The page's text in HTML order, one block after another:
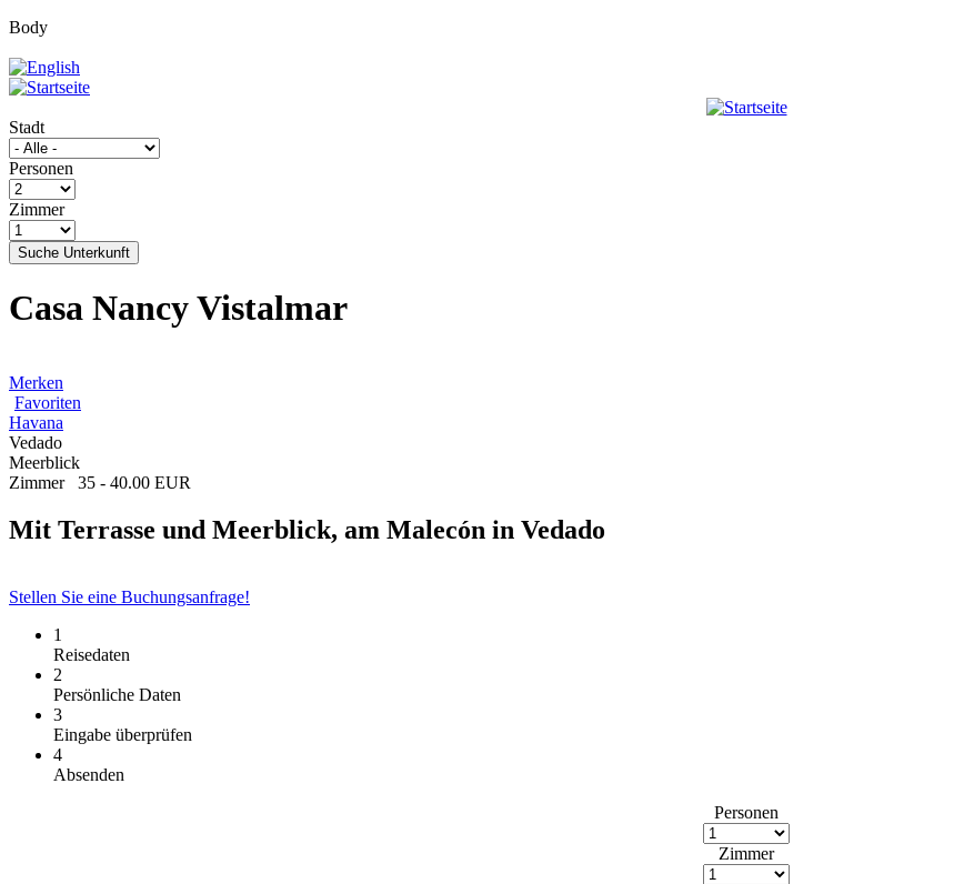
Body
Stadt
Personen
Zimmer
Suche Unterkunft
Casa Nancy Vistalmar
Merken
Favoriten
Havana
Vedado
Meerblick
Zimmer
35 - 40.00 EUR
Mit Terrasse und Meerblick, am Malecón in Vedado
Stellen Sie eine Buchungsanfrage!
1
Reisedaten
2
Persönliche Daten
3
Eingabe überprüfen
4
Absenden
Personen
Zimmer